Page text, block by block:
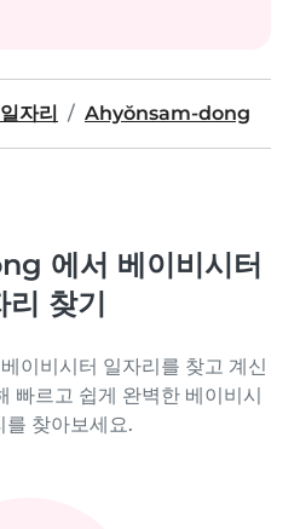
자리 Ahyŏnsam-dong
에서 베이비시터
리 찾기
비시터 일자리를 찾고 계신
빠르고 쉽게 완벽한 베이비시
를 찾아보세요.